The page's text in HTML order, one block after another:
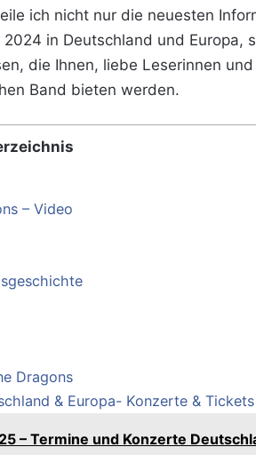
ich nicht nur die neuesten
in Deutschland und Europa,
die Ihnen, liebe Leserinnen
Band bieten werden.
– Video
Dragons
& Europa- Konzerte & Tickets
– Termine und Konzerte